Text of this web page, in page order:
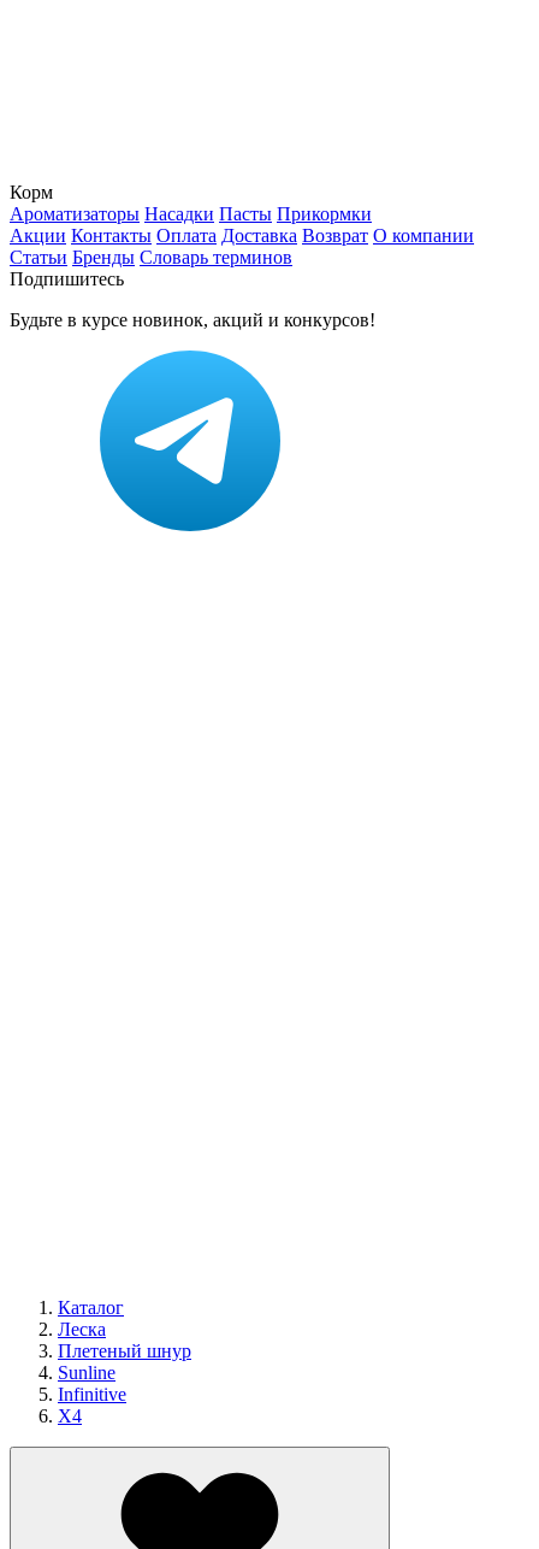
Корм
Ароматизаторы Насадки Пасты Прикормки
Акции Контакты Оплата Доставка Возврат О компании
Статьи Бренды Словарь терминов
Подпишитесь
Будьте в курсе новинок, акций и конкурсов!
Каталог
Леска
Плетеный шнур
Sunline
Infinitive
X4